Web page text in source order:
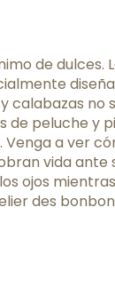
de
calabazas no
de peluche y
Venga a ver
vida ante
ojos
des